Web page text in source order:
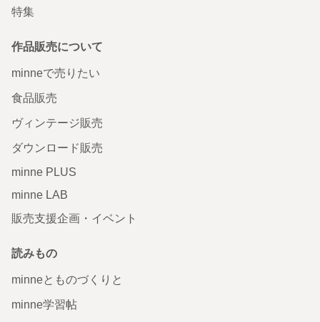
特集
作品販売について
minneで売りたい
食品販売
ヴィンテージ販売
ダウンロード販売
minne PLUS
minne LAB
販売支援企画・イベント
読みもの
minneとものづくりと
minne学習帖